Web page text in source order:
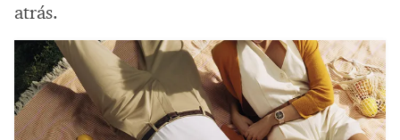
atrás.